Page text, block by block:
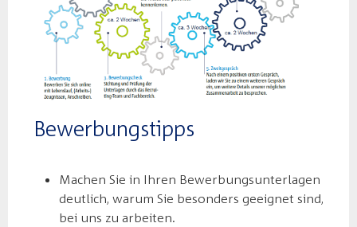
Bewerbungstipps
Machen Sie in Ihren Bewerbungsunterlagen
deutlich, warum Sie besonders geeignet sind,
bei uns zu arbeiten.